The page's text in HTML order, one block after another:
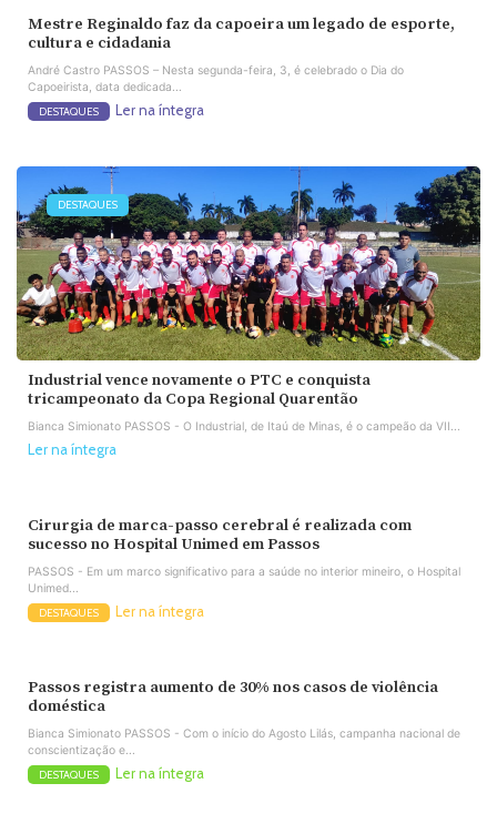
Mestre Reginaldo faz da capoeira um legado de esporte,
cultura e cidadania
André Castro PASSOS – Nesta segunda-feira, 3, é celebrado o Dia do
Capoeirista, data dedicada...
DESTAQUES Ler na íntegra
DESTAQUES
Industrial vence novamente o PTC e conquista
tricampeonato da Copa Regional Quarentão
Bianca Simionato PASSOS - O Industrial, de Itaú de Minas, é o campeão da VII...
Ler na íntegra
Cirurgia de marca-passo cerebral é realizada com
sucesso no Hospital Unimed em Passos
PASSOS - Em um marco significativo para a saúde no interior mineiro, o Hospital
Unimed...
DESTAQUES Ler na íntegra
Passos registra aumento de 30% nos casos de violência
doméstica
Bianca Simionato PASSOS - Com o início do Agosto Lilás, campanha nacional de
conscientização e...
DESTAQUES Ler na íntegra